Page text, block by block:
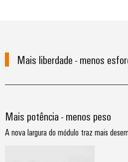
Mais liberdade - menos
Mais potência - menos peso
A nova largura do módulo traz mais